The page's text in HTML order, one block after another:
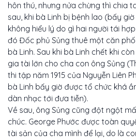
hôn thú, nhưng nửa chừng thì chia
sau, khi bà Linh bị bệnh lao (bấy
không hiểu lý do gì hai người tái
đó Đốc phủ Sủng thuê một căn phố
bà Linh. Sau khi bà Linh chết khi
gia tài lớn cho cha con ông Sủng
thi tập năm 1915 của Nguyễn Liên
bà Linh bấy giờ được tổ chức khá
dàn nhạc tới đưa tiễn).
Về sau, ông Sủng cũng đột ngột
chúc. George Phước được toàn
tài sản của cha mình để lại, do là